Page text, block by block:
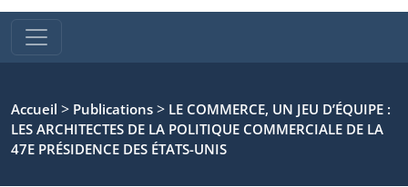
Accueil > Publications > LE COMMERCE, UN JEU D’ÉQUIPE :
LES ARCHITECTES DE LA POLITIQUE COMMERCIALE DE LA
47E PRÉSIDENCE DES ÉTATS-UNIS